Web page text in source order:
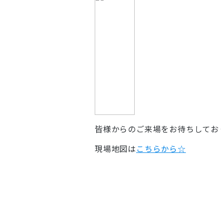
皆様からのご来場をお待ちしてお
現場地図はこちらから☆